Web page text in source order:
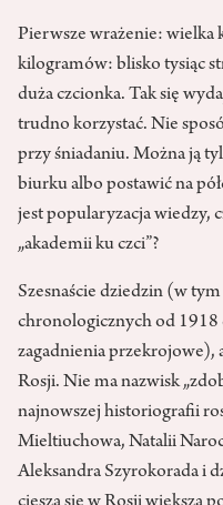
Pierwsze wrażenie: wielka
kilogramów: blisko tysiąc
duża czcionka. Tak się
trudno korzystać. Nie
przy śniadaniu. Można ją
biurku albo postawić na
jest popularyzacja wiedzy,
„akademii ku czci”?
Szesnaście dziedzin (w
chronologicznych od
zagadnienia przekrojowe),
Rosji. Nie ma nazwisk
najnowszej historiografii
Mieltiuchowa, Natalii
Aleksandra Szyrokorada i